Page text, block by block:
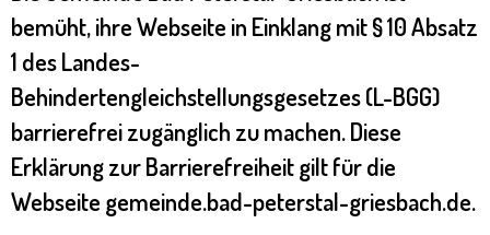
bemüht, ihre Webseite in Einklang mit § 10 Absatz
1 des Landes-
Behindertengleichstellungsgesetzes (L-BGG)
barrierefrei zugänglich zu machen. Diese
Erklärung zur Barrierefreiheit gilt für die
Webseite gemeinde.bad-peterstal-griesbach.de.